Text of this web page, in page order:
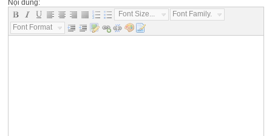
Nội dung:
Font Size...
Font Family...
Font Format...